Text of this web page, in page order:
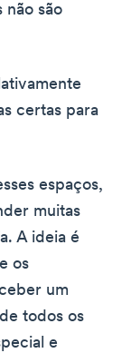
não são
certas para
espaços,
muitas
A ideia é
os
um
todos os
e